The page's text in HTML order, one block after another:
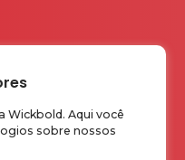
Wickbold. Aqui você
sobre nossos